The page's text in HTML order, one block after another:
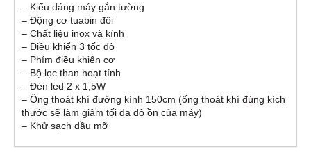
– Kiểu dáng máy gắn tường
– Động cơ tuabin đôi
– Chất liệu inox và kính
– Điều khiển 3 tốc độ
– Phím điều khiển cơ
– Bộ lọc than hoạt tính
– Đèn led 2 x 1,5W
– Ống thoát khí đường kính 150cm (ống thoát khí đúng kích
thước sẽ làm giảm tối đa độ ồn của máy)
– Khử sạch dầu mỡ